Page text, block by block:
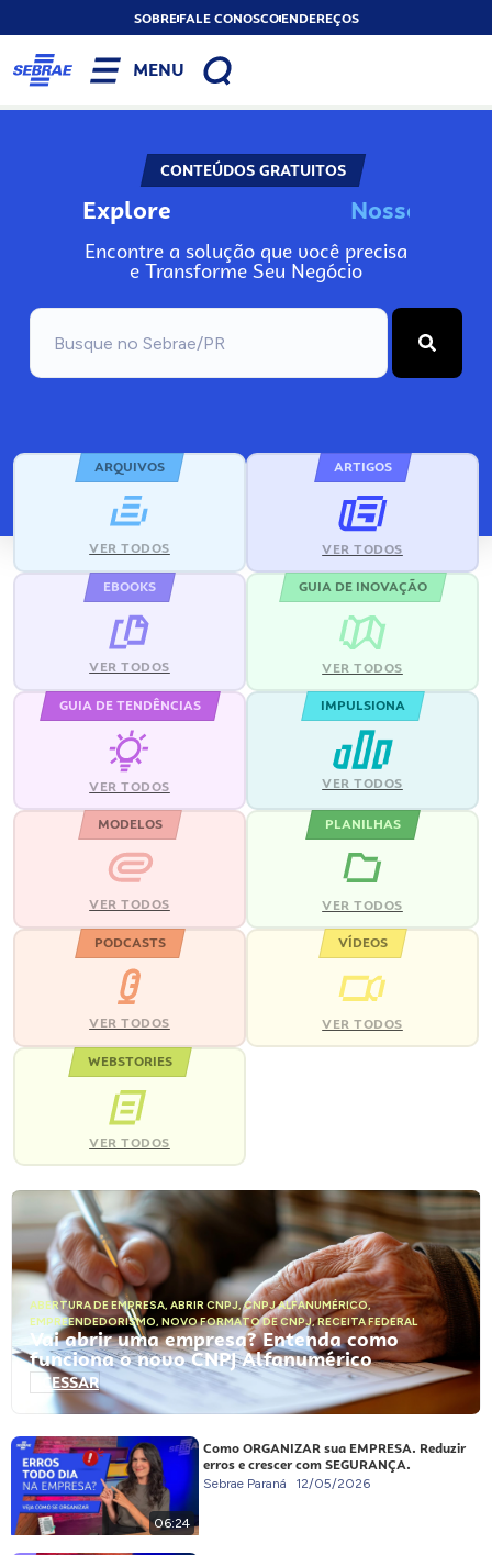
SOBREFALE CONOSCOENDEREÇOS
MENU
CONTEÚDOS GRATUITOS
Explore No
Encontre a solução que você precisa
e Transforme Seu Negócio
ARQUIVOS
VER TODOS
ARTIGOS
VER TODOS
EBOOKS
VER TODOS
GUIA DE INOVAÇÃO
VER TODOS
GUIA DE TENDÊNCIAS
VER TODOS
IMPULSIONA
VER TODOS
MODELOS
VER TODOS
PLANILHAS
VER TODOS
PODCASTS
VER TODOS
VÍDEOS
VER TODOS
WEBSTORIES
VER TODOS
ABERTURA DE EMPRESA, ABRIR CNPJ,CNPJ ALFANUMÉRICO,
EMPREENDEDORISMO, NOVO FORMATO DE CNPJ,RECEITA FEDERAL
Vai abrir uma empresa? Entenda como
funciona o novo CNPJ Alfanumérico
ACESSAR
06:24
Como ORGANIZAR sua EMPRESA. Reduzir
erros e crescer com SEGURANÇA.
Sebrae Paraná 12/05/2026